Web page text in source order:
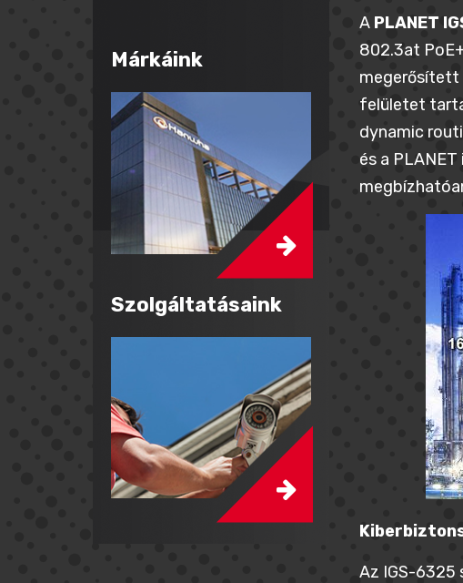
Márkáink
Szolgáltatásaink
A PLANET
802.3at
megerősített
felületet
dynamic
és a
Az IGS-